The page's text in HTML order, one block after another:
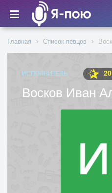
Главная Список певцов
ИСПОЛНИТЕЛЬ
Восков Иван